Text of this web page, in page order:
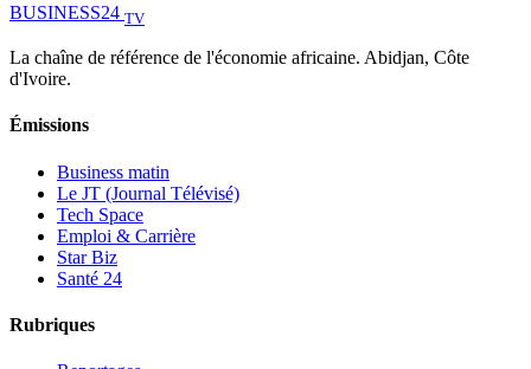
BUSINESS24 TV
La chaîne de référence de l'économie africaine. Abidjan, Côte
d'Ivoire.
Émissions
Business matin
Le JT (Journal Télévisé)
Tech Space
Emploi & Carrière
Star Biz
Santé 24
Rubriques